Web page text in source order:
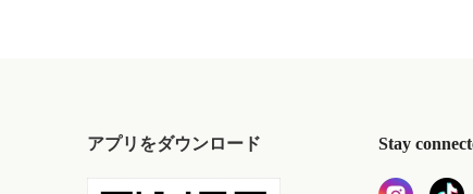
アプリをダウンロード Stay